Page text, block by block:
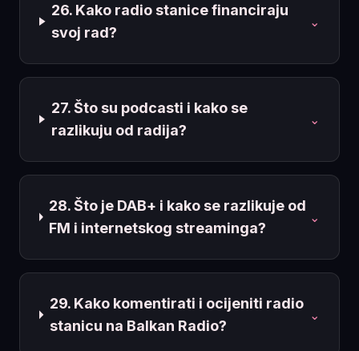
26. Kako radio stanice financiraju
svoj rad?
⌄
27. Što su podcasti i kako se
razlikuju od radija?
⌄
28. Što je DAB+ i kako se razlikuje od
FM i internetskog streaminga?
⌄
29. Kako komentirati i ocijeniti radio
stanicu na Balkan Radio?
⌄